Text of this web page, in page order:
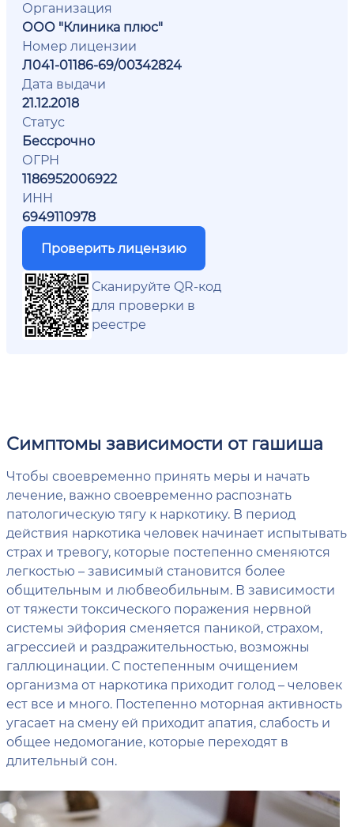
Организация
ООО "Клиника плюс"
Номер лицензии
Л041-01186-69/00342824
Дата выдачи
21.12.2018
Статус
Бессрочно
ОГРН
1186952006922
ИНН
6949110978
Проверить лицензию
Сканируйте QR-код
для проверки в
реестре
Симптомы зависимости от гашиша
Чтобы своевременно принять меры и начать
лечение, важно своевременно распознать
патологическую тягу к наркотику. В период
действия наркотика человек начинает испытывать
страх и тревогу, которые постепенно сменяются
легкостью – зависимый становится более
общительным и любвеобильным. В зависимости
от тяжести токсического поражения нервной
системы эйфория сменяется паникой, страхом,
агрессией и раздражительностью, возможны
галлюцинации. С постепенным очищением
организма от наркотика приходит голод – человек
ест все и много. Постепенно моторная активность
угасает на смену ей приходит апатия, слабость и
общее недомогание, которые переходят в
длительный сон.